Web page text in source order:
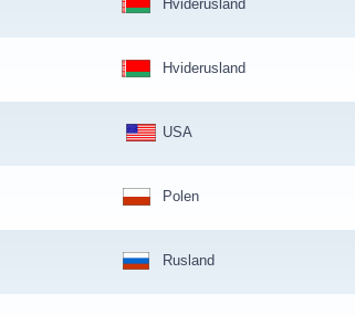
Hviderusland
Hviderusland
USA
Polen
Rusland